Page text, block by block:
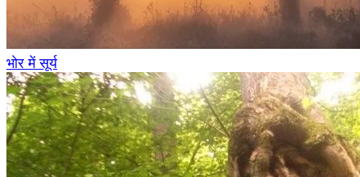
भोर में सूर्य